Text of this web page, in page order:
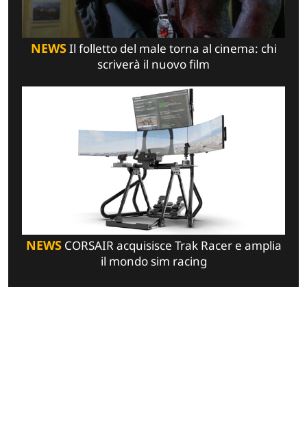
NEWSIl folletto del male torna al cinema: chi
scriverà il nuovo film
NEWSCORSAIR acquisisce Trak Racer e amplia
il mondo sim racing